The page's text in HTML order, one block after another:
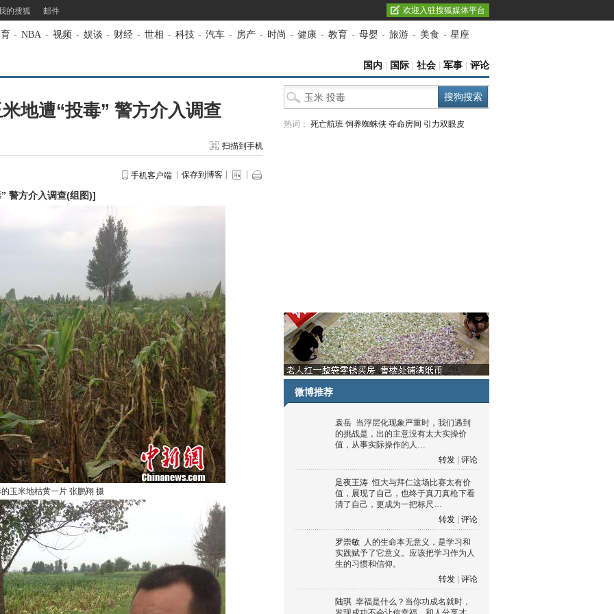
的搜狐 邮件 欢迎入驻搜狐媒体平台
- NBA - 视频 - 娱谈 - 财经 - 世相 - 科技 - 汽车 - 房产 - 时尚 - 健康 - 教育 - 母婴 - 旅游 - 美食 - 星座
国内 国际 社会 军事 评论
地遭“投毒” 警方介入调查
扫描到手机
手机客户端 保存到博客
警方介入调查(组图)]
玉米地枯黄一片 张鹏翔 摄
热词： 死亡航班 饲养蜘蛛侠 夺命房间 引力双眼皮
微博推荐
袁岳 当浮层化现象严重时，我们遇到
的挑战是，出的主意没有太大实操价
值，从事实际操作的人…
转发
评论
足夜王涛 恒大与拜仁这场比赛太有价
值，展现了自己，也终于真刀真枪下看
清了自己，更成为一把标尺…
转发
评论
罗崇敏 人的生命本无意义，是学习和
实践赋予了它意义。应该把学习作为人
生的习惯和信仰。
转发
评论
陆琪 幸福是什么？当你功成名就时，